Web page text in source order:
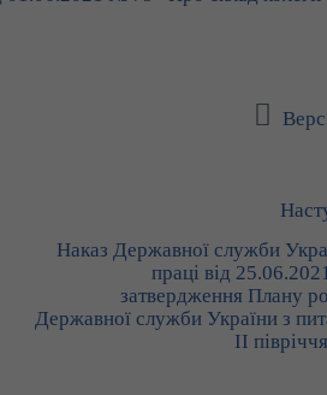
Наказ Державної служби
праці від
затвердження Плану
Державної служби України з
ІI